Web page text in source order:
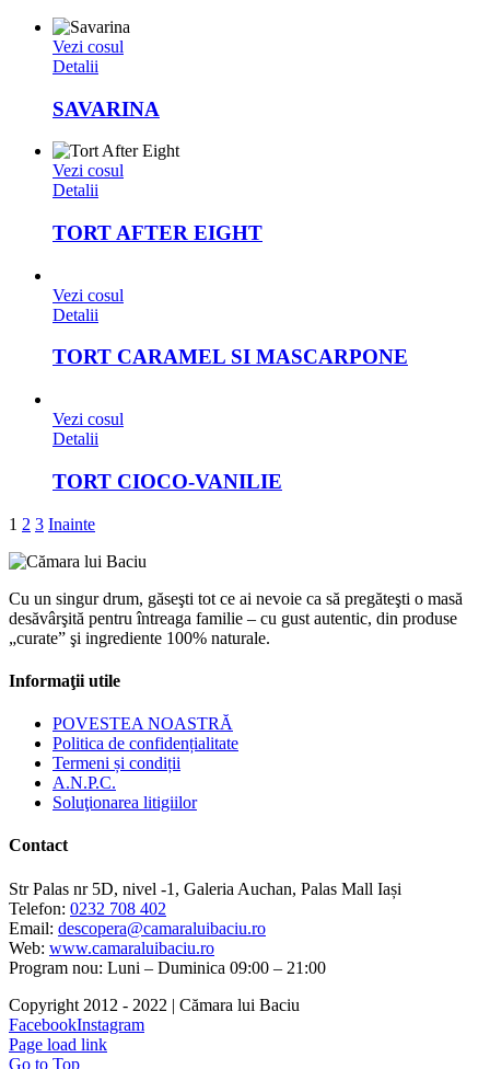
Vezi cosul
Detalii
SAVARINA
Vezi cosul
Detalii
TORT AFTER EIGHT
Vezi cosul
Detalii
TORT CARAMEL SI MASCARPONE
Vezi cosul
Detalii
TORT CIOCO-VANILIE
1 2 3 Inainte
Cu un singur drum, găseşti tot ce ai nevoie ca să pregăteşti o masă
desăvârşită pentru întreaga familie – cu gust autentic, din produse
„curate” şi ingrediente 100% naturale.
Informaţii utile
POVESTEA NOASTRĂ
Politica de confidențialitate
Termeni și condiții
A.N.P.C.
Soluţionarea litigiilor
Contact
Str Palas nr 5D, nivel -1, Galeria Auchan, Palas Mall Iași
Telefon: 0232 708 402
Email: descopera@camaraluibaciu.ro
Web: www.camaraluibaciu.ro
Program nou: Luni – Duminica 09:00 – 21:00
Copyright 2012 - 2022 | Cămara lui Baciu
FacebookInstagram
Page load link
Go to Top